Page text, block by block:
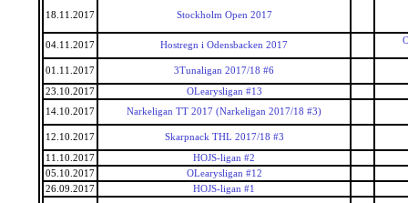
18.11.2017 Stockholm Open 2017
04.11.2017 Hostregn i Odensbacken 2017
01.11.2017 3Tunaligan 2017/18 #6
23.10.2017
OLearysligan #13
14.10.2017
Narkeligan TT 2017 (Narkeligan 2017/18 #3)
12.10.2017 Skarpnack THL 2017/18 #3
11.10.2017
HOJS-ligan #2
05.10.2017
OLearysligan #12
26.09.2017
HOJS-ligan #1